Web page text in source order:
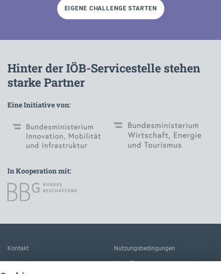
EIGENE CHALLENGE STARTEN
Hinter der IÖB-Servicestelle stehen
starke Partner
Eine Initiative von:
In Kooperation mit:
Kontakt
Impressum
Nutzungsbedingungen
Unser Team